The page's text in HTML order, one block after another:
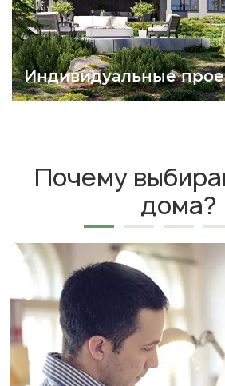
Индивидуальные
Почему
дома?